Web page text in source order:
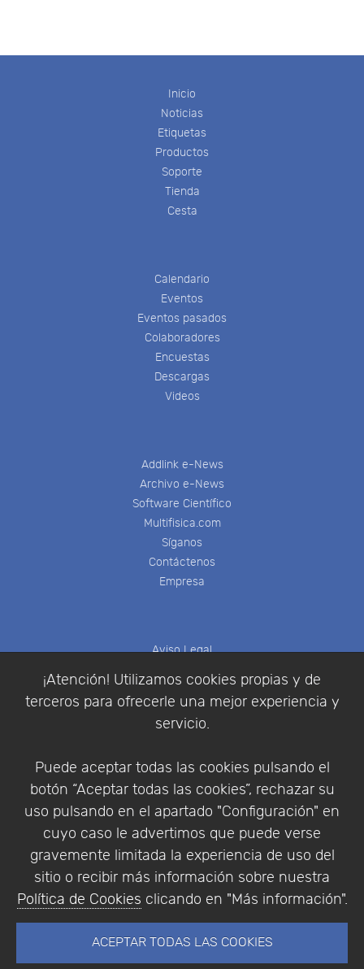
¡Atención! Utilizamos cookies propias y de
terceros para ofrecerle una mejor experiencia y
servicio.
Puede aceptar todas las cookies pulsando el
botón “Aceptar todas las cookies”, rechazar su
uso pulsando en el apartado "Configuración" en
cuyo caso le advertimos que puede verse
gravemente limitada la experiencia de uso del
sitio o recibir más información sobre nuestra
Política de Cookies clicando en "Más información".
ACEPTAR TODAS LAS COOKIES
Inicio
Noticias
Etiquetas
Productos
Soporte
Tienda
Cesta
Calendario
Eventos
Eventos pasados
Colaboradores
Encuestas
Descargas
Videos
Addlink e-News
Archivo e-News
Software Científico
Multifisica.com
Síganos
Contáctenos
Empresa
Aviso Legal
Política de Privacidad
Condiciones de compra
Identificarse
Empresa|Aviso Legal| Política de Privacidad |
Política de Cookies
© Copyright 1994 - 2026. Addlink Software
Científico, S.L.
Portugal.